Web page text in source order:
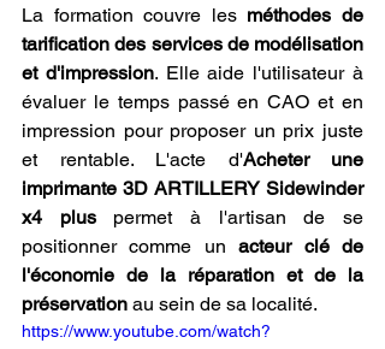
La formation couvre les méthodes de
tarification des services de modélisation
et d'impression. Elle aide l'utilisateur à
évaluer le temps passé en CAO et en
impression pour proposer un prix juste
et rentable. L'acte d'Acheter une
imprimante 3D ARTILLERY Sidewinder
x4 plus permet à l'artisan de se
positionner comme un acteur clé de
l'économie de la réparation et de la
préservation au sein de sa localité.
https://www.youtube.com/watch?